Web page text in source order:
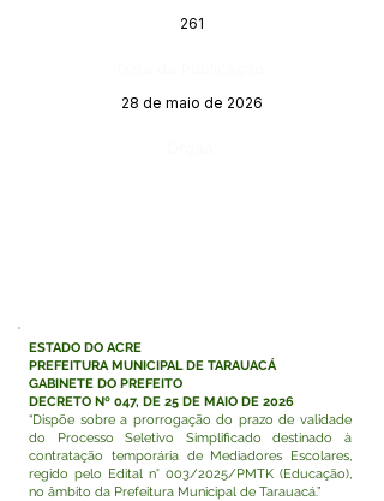
261
28 de maio de 2026
ESTADO DO ACRE
PREFEITURA MUNICIPAL DE TARAUACÁ
GABINETE DO PREFEITO
DECRETO Nº 047, DE 25 DE MAIO DE 2026
“Dispõe sobre a prorrogação do prazo de validade
do Processo Seletivo Simplificado destinado à
contratação temporária de Mediadores Escolares,
regido pelo Edital n° 003/2025/PMTK (Educação),
no âmbito da Prefeitura Municipal de Tarauacá.”